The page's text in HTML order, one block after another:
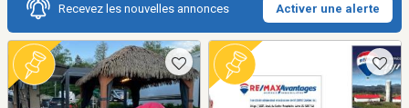
Recevez les nouvelles annonces Activer une alerte